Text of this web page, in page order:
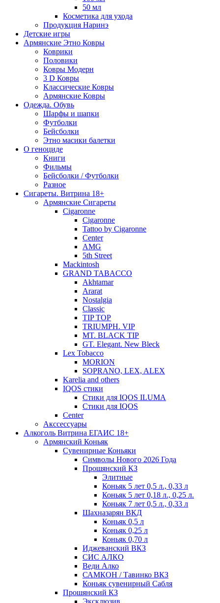
50 мл
Косметика для ухода
Продукция Наринэ
Детские игры
Армянские Этно Ковры
Коврики
Половики
Ковры Модерн
3 D Ковры
Классические Ковры
Армянские Ковры
Одежда. Обувь
Шарфы и шапки
Футболки
Бейсболки
Этно масики балетки
О геноциде
Книги
Фильмы
Бейсболки / Футболки
Разное
Сигареты. Витрина 18+
Армянские Сигареты
Cigaronne
Cigaronne
Tattoo by Cigaronne
Center
AMG
5th Street
Mackintosh
GRAND TABACCO
Akhtamar
Ararat
Nostalgia
Classic
TIP TOP
TRIUMPH. VIP
MT. BLACK TIP
GT. Elegant. New Bleck
Lex Tobacco
MORION
SOPRANO, LEX, ALEX
Karelia and others
IQOS стики
Стики для IQOS ILUMA
Стики для IQOS
Сenter
Акссессуары
Алкоголь Витрина ЕГАИС 18+
Армянский Коньяк
Сувенирные Коньяки
Символы Нового 2026 Года
Прошянский КЗ
Элитные
Коньяк 5 лет 0,5 л., 0,33 л
Коньяк 5 лет 0,18 л., 0,25 л.
Коньяк 7 лет 0,5 л., 0,33 л
Шахназарян ВКД
Коньяк 0,5 л
Коньяк 0,25 л
Коньяк 0,70 л
Иджеванский ВКЗ
СИС АЛКО
Веди Алко
САМКОН / Тавинко ВКЗ
Коньяк сувенирный Сабля
Прошянский КЗ
Эксклюзив